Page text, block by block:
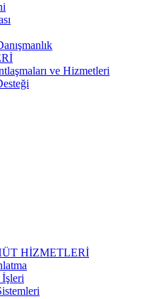
ve Hizmetleri
HİZMETLERİ